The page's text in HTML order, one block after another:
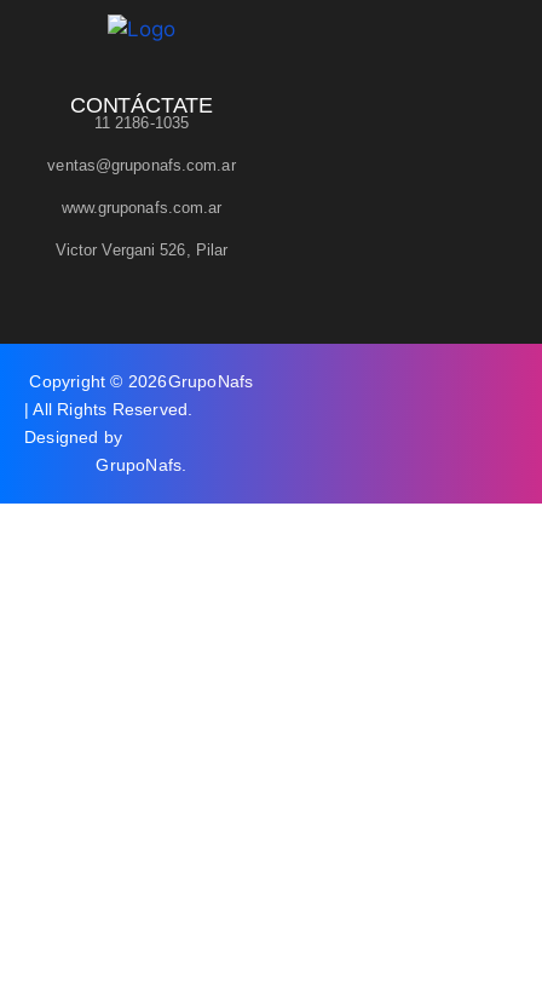
CONTÁCTATE
11 2186-1035
ventas@gruponafs.com.ar
www.gruponafs.com.ar
Victor Vergani 526, Pilar
Copyright © 2026GrupoNafs
| All Rights Reserved.
Designed by
GrupoNafs